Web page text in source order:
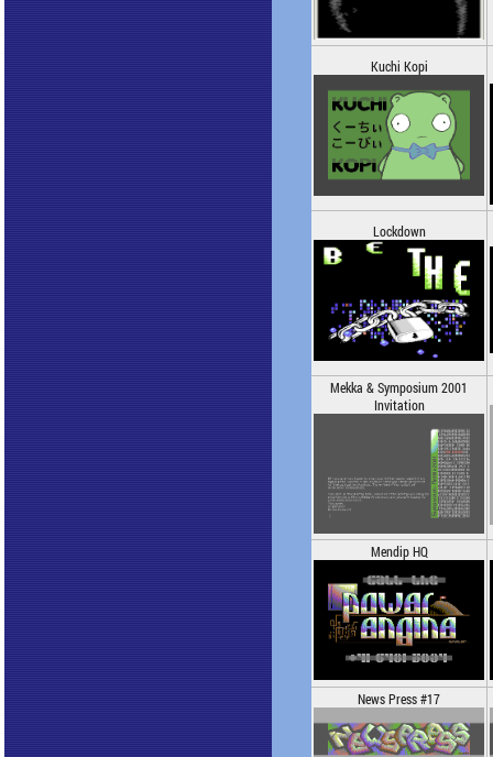
Kuchi Kopi
Lockdown
Mekka & Symposium 2001
Invitation
Mendip HQ
News Press #17